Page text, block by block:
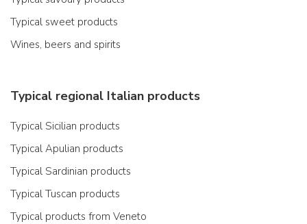
Typical sweet products
Wines, beers and spirits
Typical regional Italian products
Typical Sicilian products
Typical Apulian products
Typical Sardinian products
Typical Tuscan products
Typical products from Veneto